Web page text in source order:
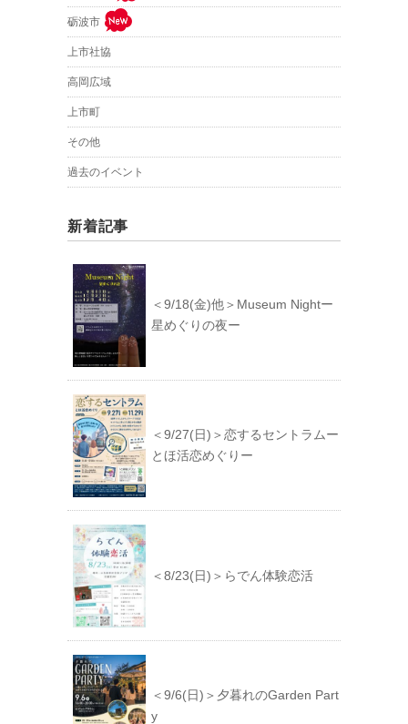
砺波市
上市社協
高岡広域
上市町
その他
過去のイベント
新着記事
＜9/18(金)他＞Museum Nightー
星めぐりの夜ー
＜9/27(日)＞恋するセントラムー
とほ活恋めぐりー
＜8/23(日)＞らでん体験恋活
＜9/6(日)＞夕暮れのGarden Part
y